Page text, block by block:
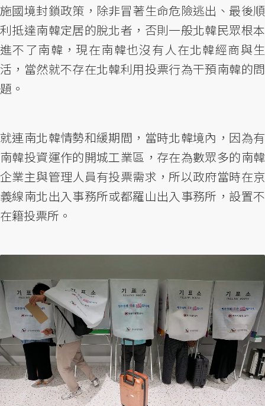
施國境封鎖政策，除非冒著生命危險逃出、最後順
利抵達南韓定居的脫北者，否則一般北韓民眾根本
進不了南韓，現在南韓也沒有人在北韓經商與生
活，當然就不存在北韓利用投票行為干預南韓的問
題。
就連南北韓情勢和緩期間，當時北韓境內，因為有
南韓投資運作的開城工業區，存在為數眾多的南韓
企業主與管理人員有投票需求，所以政府當時在京
義線南北出入事務所或都羅山出入事務所，設置不
在籍投票所。